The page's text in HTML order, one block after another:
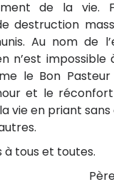
de la vie.
destruction
Au nom de
n’est impossible
le Bon
et le
vie en priant
à tous et toutes.